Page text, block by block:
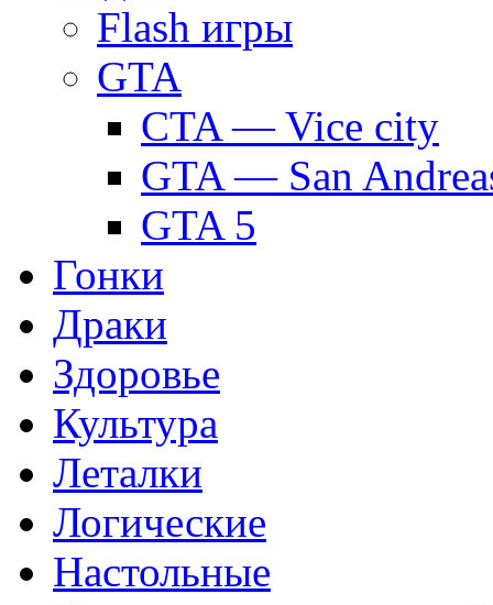
Flash игры
GTA
CTA — Vice city
GTA — San
GTA 5
Гонки
Драки
Здоровье
Культура
Леталки
Логические
Настольные